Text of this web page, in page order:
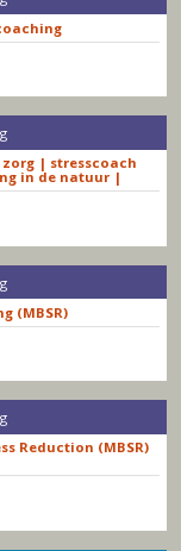
| stresscoach
in de natuur |
(MBSR)
Reduction (MBSR)